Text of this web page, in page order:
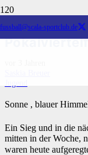
fussball@scala-sportclub.de
1.D
Sonne , blauer
Ein Sieg und in die
mitten in der Woche,
waren heute